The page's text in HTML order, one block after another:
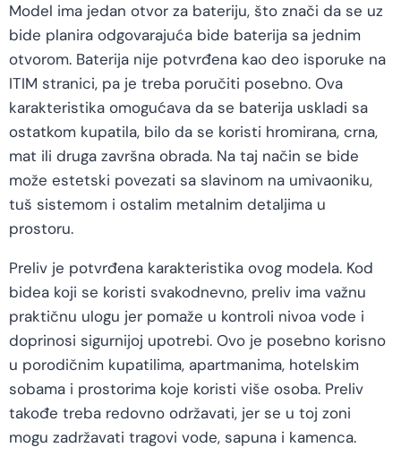
Model ima jedan otvor za bateriju, što znači da se uz
bide planira odgovarajuća bide baterija sa jednim
otvorom. Baterija nije potvrđena kao deo isporuke na
ITIM stranici, pa je treba poručiti posebno. Ova
karakteristika omogućava da se baterija uskladi sa
ostatkom kupatila, bilo da se koristi hromirana, crna,
mat ili druga završna obrada. Na taj način se bide
može estetski povezati sa slavinom na umivaoniku,
tuš sistemom i ostalim metalnim detaljima u
prostoru.
Preliv je potvrđena karakteristika ovog modela. Kod
bidea koji se koristi svakodnevno, preliv ima važnu
praktičnu ulogu jer pomaže u kontroli nivoa vode i
doprinosi sigurnijoj upotrebi. Ovo je posebno korisno
u porodičnim kupatilima, apartmanima, hotelskim
sobama i prostorima koje koristi više osoba. Preliv
takođe treba redovno održavati, jer se u toj zoni
mogu zadržavati tragovi vode, sapuna i kamenca.